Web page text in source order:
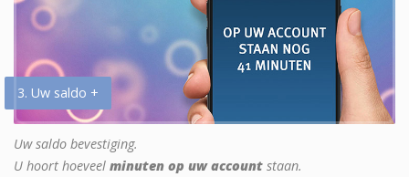
3. Uw saldo +
Uw saldo bevestiging.
U hoort hoeveel minuten op uw account staan.